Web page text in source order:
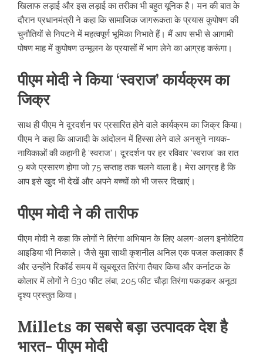
खिलाफ लड़ाई और इस लड़ाई का तरीका भी बहुत यूनिक है। मन की बात के
दौरान प्रधानमंत्री ने कहा कि सामाजिक जागरूकता के प्रयास कुपोषण की
चुनौतियों से निपटने में महत्वपूर्ण भूमिका निभाते हैं। मैं आप सभी से आगामी
पोषण माह में कुपोषण उन्मूलन के प्रयासों में भाग लेने का आग्रह करूंगा।
पीएम मोदी ने किया ‘स्वराज’ कार्यक्रम का
जिक्र
साथ ही पीएम ने दूरदर्शन पर प्रसारित होने वाले कार्यक्रम का जिक्र किया।
पीएम ने कहा कि आजादी के आंदोलन में हिस्सा लेने वाले अनसुने नायक-
नायिकाओं की कहानी है ‘स्वराज’। दूरदर्शन पर हर रविवार ‘स्वराज’ का रात
9 बजे प्रसारण होगा जो 75 सप्ताह तक चलने वाला है। मेरा आग्रह है कि
आप इसे खुद भी देखें और अपने बच्चों को भी जरूर दिखाएं।
पीएम मोदी ने की तारीफ
पीएम मोदी ने कहा कि लोगों ने तिरंगा अभियान के लिए अलग-अलग इनोवेटिव
आइडिया भी निकाले। जैसे युवा साथी कृशनील अनिल एक पजल कलाकार हैं
और उन्होंने रिकॉर्ड समय में खूबसूरत तिरंगा तैयार किया और कर्नाटक के
कोलार में लोगों ने 630 फीट लंबा, 205 फीट चौड़ा तिरंगा पकड़कर अनूठा
दृश्य प्रस्तुत किया।
Millets का सबसे बड़ा उत्पादक देश है
भारत- पीएम मोदी